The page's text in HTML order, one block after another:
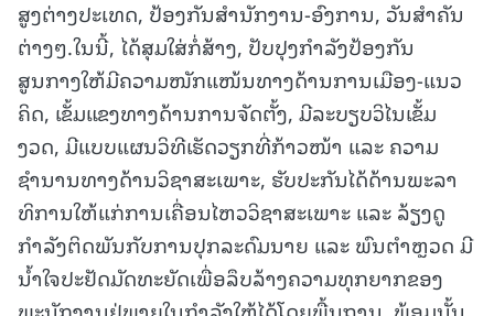
ສູງຕ່າງປະເທດ, ປ້ອງກັນສໍານັກງານ-ອົງການ, ວັນສໍາຄັນ
ຕ່າງໆ.ໃນນີ້, ໄດ້ສຸມໃສ່ກໍ່ສ້າງ, ປັບປຸງກຳລັງປ້ອງກັນ
ສູນກາງໃຫ້ມີຄວາມໜັກແໜ້ນທາງດ້ານການເມືອງ-ແນວ
ຄິດ, ເຂັ້ມແຂງທາງດ້ານການຈັດຕັ້ງ, ມີລະບຽບວິໄນເຂັ້ມ
ງວດ, ມີແບບແຜນວິທີເຮັດວຽກທີ່ກ້າວໜ້າ ແລະ ຄວາມ
ຊຳນານທາງດ້ານວິຊາສະເພາະ, ຮັບປະກັນໄດ້ດ້ານພະລາ
ທິການໃຫ້ແກ່ການເຄື່ອນໄຫວວິຊາສະເພາະ ແລະ ລ້ຽງດູ
ກຳລັງຕິດພັນກັບການປຸກລະດົມນາຍ ແລະ ພົນຕຳຫຼວດ ມີ
ນໍ້າໃຈປະຢັດມັດທະຍັດເພື່ອລຶບລ້າງຄວາມທຸກຍາກຂອງ